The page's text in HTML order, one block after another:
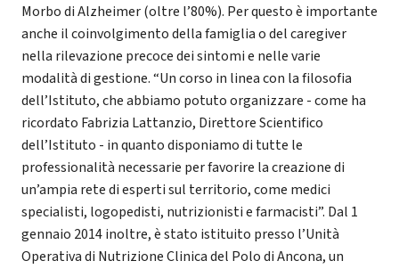
Morbo di Alzheimer (oltre l’80%). Per questo è importante
anche il coinvolgimento della famiglia o del caregiver
nella rilevazione precoce dei sintomi e nelle varie
modalità di gestione. “Un corso in linea con la filosofia
dell’Istituto, che abbiamo potuto organizzare - come ha
ricordato Fabrizia Lattanzio, Direttore Scientifico
dell’Istituto - in quanto disponiamo di tutte le
professionalità necessarie per favorire la creazione di
un’ampia rete di esperti sul territorio, come medici
specialisti, logopedisti, nutrizionisti e farmacisti”. Dal 1
gennaio 2014 inoltre, è stato istituito presso l’Unità
Operativa di Nutrizione Clinica del Polo di Ancona, un